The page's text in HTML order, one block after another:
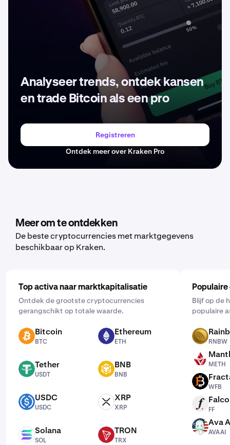
Analyseer trends, ontdek kansen
en trade Bitcoin als een pro
Registreren
Ontdek meer over Kraken Pro
Meer om te ontdekken
De beste cryptocurrencies met marktgegevens
beschikbaar op Kraken.
Top activa naar marktkapitalisatie
Ontdek de grootste cryptocurrencies
gerangschikt op totale waarde.
BTC Bitcoin
BTC
ETH Ethereum
ETH
USDT Tether
USDT
BNB BNB
BNB
USDC USDC
USDC
XRP XRP
XRP
SOL Solana
SOL
TRX TRON
TRX
Blijf op de
populaire
RNBW
RNBW
METH
METH
WFB
WFB
FF
FF
AVAAI Ava
AVAAI